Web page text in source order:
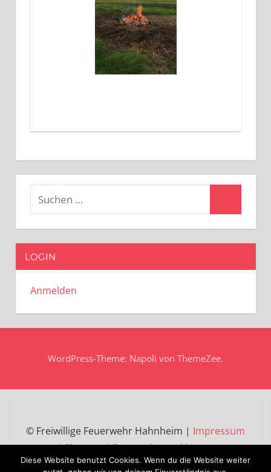
Suchen
LOGIN
Anmelden
WordPress-Theme: Napoli von ThemeZee.
© Freiwillige Feuerwehr Hahnheim | Impressum
|Sitemap|Datenschutzerklärung
Diese Website benutzt Cookies. Wenn du die Website weiter